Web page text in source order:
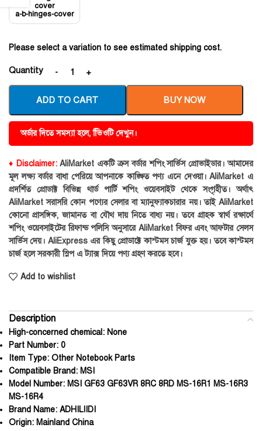
a-b-hinges-cover
Please select a variation to see estimated shipping cost.
Quantity
ADD TO CART BUY NOW
অর্ডার দিতে সমস্যা হলে, ভিিওটি দেখুন।
♦ Disclaimer:AliMarket একটি ক্রস বর্ডার শপিং সার্ভিস প্রোভাইডার। আমাদের
মূল লক্ষ্য বর্ডার বাধা পেরিয়ে আপনাকে কাঙ্ক্ষিত পণ্য এনে দেওয়া। AliMarket এ
প্রদর্শিত প্রোডাক্ট বিভিন্ন থার্ড পার্টি শপিং ওয়েবসাইট থেকে সংগৃহীত। অর্থাৎ
AliMarket সরাসরি কোন পণ্যের সেলার বা ম্যানুফ্যাকচারার নয়। তাই AliMarket
কোনো প্রাসঙ্গিক, জামানত বা যৌথ দায় নিতে বাধ্য নয়। তবে গ্রাহক স্বার্থ রক্ষার্থে
শপিং ওয়েবসাইটের রিফান্ড পলিসি অনুসারে AliMarket বিফর এবং আফটার সেলস
সার্ভিস দেয়। AliExpress এর কিছু প্রোডাক্টে কাস্টমস চার্জ যুক্ত হয়। তবে কাস্টমস
চার্জ হলে সরকারী স্লিপ এ ট্যাক্স দিয়ে পণ্য গ্রহণ করতে হবে।
Add to wishlist
Description
High-concerned chemical: None
Part Number: 0
Item Type: Other Notebook Parts
Compatible Brand: MSI
Model Number: MSI GF63 GF63VR 8RC 8RD MS-16R1 MS-16R3
MS-16R4
Brand Name: ADHILIIDI
Origin: Mainland China